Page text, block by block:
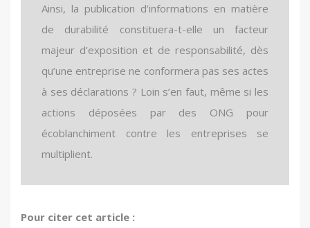
Ainsi, la publication d’informations en matière
de durabilité constituera-t-elle un facteur
majeur d’exposition et de responsabilité, dès
qu’une entreprise ne conformera pas ses actes
à ses déclarations ? Loin s’en faut, même si les
actions déposées par des ONG pour
écoblanchiment contre les entreprises se
multiplient.
Directive (EU) 2022/2464 of December 14,
CSRD ; durabilité environnementale ;
CSRD; climate change; corporate social
Pour citer cet article :